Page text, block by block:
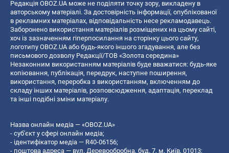
Редакція OBOZ.UA може не поділяти точку зору, викладену в
авторському матеріалі. За достовірність інформації, опублікованої
в рекламних матеріалах, відповідальність несе рекламодавець.
Заборонено використання матеріалів розміщених на цьому сайті,
хоч із зазначенням гіперпосилання на сторінку цього сайту,
логотипу OBOZ.UA або будь-якого іншого згадування, але без
письмового дозволу Редакції/ТОВ «Золота середина»
Незаконним використанням матеріалів буде вважатися: будь-яке
копiювання, публiкацiя, передрук, наступне поширення,
використання, переробка з використанням, включенням до
складу інших матеріалів, розповсюдження, адаптація, переклад
та інші подібні зміни матеріалу.
Назва онлайн медіа — «OBOZ.UA»
- суб'єкт у сфері онлайн медіа;
- ідентифікатор медіа — R40-06156;
- поштова адреса — вул. Деревообробна, буд. 7, м. Київ, 01013;